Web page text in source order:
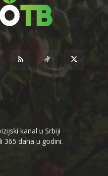
kanal u Srbiji
365 dana u godini.